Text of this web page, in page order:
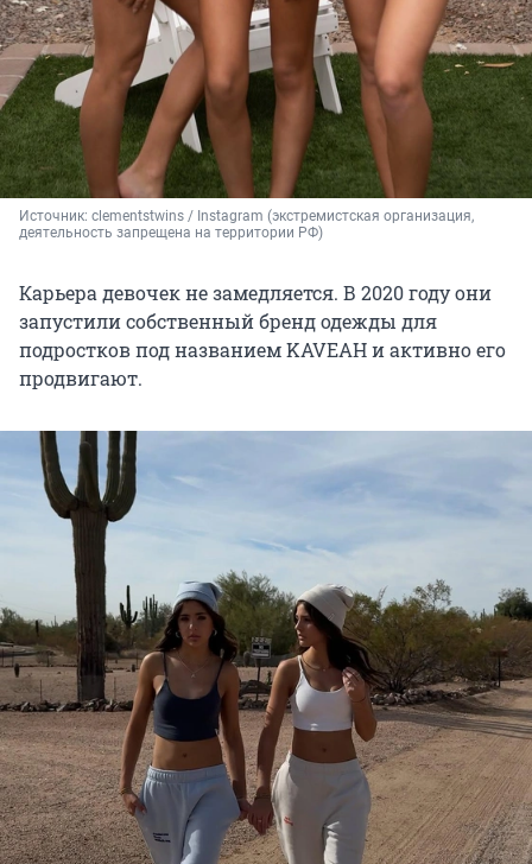
Источник: clementstwins / Instagram (экстремистская организация,
деятельность запрещена на территории РФ)
Карьера девочек не замедляется. В 2020 году они
запустили собственный бренд одежды для
подростков под названием KAVEAH и активно его
продвигают.